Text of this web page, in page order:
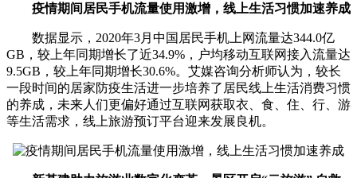
疫情期间居民手机流量使用激增，线上生活习惯加速养成
数据显示，2020年3月中国居民手机上网流量达344.0亿
GB，较上年同期增长了近34.9%，户均移动互联网接入流量达
9.5GB，较上年同期增长30.6%。艾媒咨询分析师认为，较长
一段时间的居家防疫生活进一步培养了居民线上生活消费习惯
的养成，未来人们更偏好通过互联网获取衣、食、住、行、游
等生活需求，线上旅游预订平台迎来发展良机。